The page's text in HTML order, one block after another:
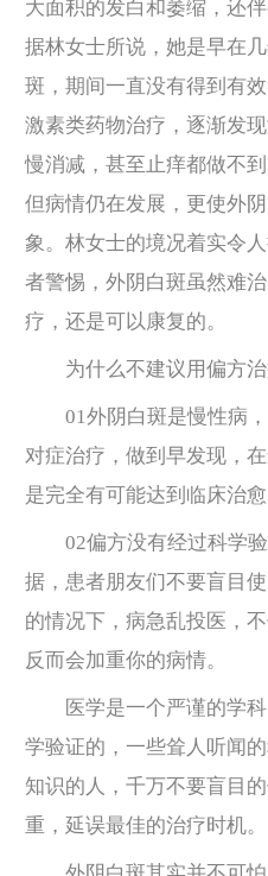
大面积的发白和萎缩，还
据林女士所说，她是早在
斑，期间一直没有得到有
激素类药物治疗，逐渐发
慢消减，甚至止痒都做不
但病情仍在发展，更使外
象。林女士的境况着实令
者警惕，外阴白斑虽然难
疗，还是可以康复的。
为什么不建议用偏方治
01外阴白斑是慢性病，
对症治疗，做到早发现，
是完全有可能达到临床治愈
02偏方没有经过科学验
据，患者朋友们不要盲目
的情况下，病急乱投医，
反而会加重你的病情。
医学是一个严谨的学科
学验证的，一些耸人听闻
知识的人，千万不要盲目
重，延误最佳的治疗时机。